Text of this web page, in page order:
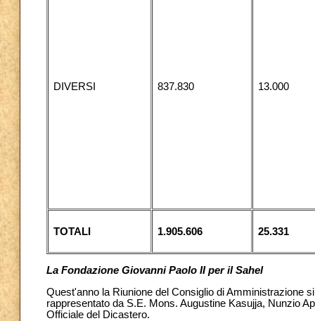
DIVERSI 837.830 13.000
TOTALI 1.905.606 25.331
La Fondazione Giovanni Paolo II per il Sahel
Quest'anno la Riunione del Consiglio di Amministrazione
rappresentato da S.E. Mons. Augustine Kasujja, Nunzio
Officiale del Dicastero.